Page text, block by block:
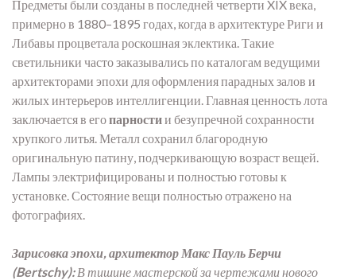
Предметы были созданы в последней четверти XIX века,
примерно в 1880–1895 годах, когда в архитектуре Риги и
Либавы процветала роскошная эклектика. Такие
светильники часто заказывались по каталогам ведущими
архитекторами эпохи для оформления парадных залов и
жилых интерьеров интеллигенции. Главная ценность лота
заключается в егопарностии безупречной сохранности
хрупкого литья. Металл сохранил благородную
оригинальную патину, подчеркивающую возраст вещей.
Лампы электрифицированы и полностью готовы к
установке. Состояние вещи полностью отражено на
фотографиях.
Зарисовка эпохи, архитектор Макс Пауль Берчи
(Bertschy): В тишине мастерской за чертежами нового